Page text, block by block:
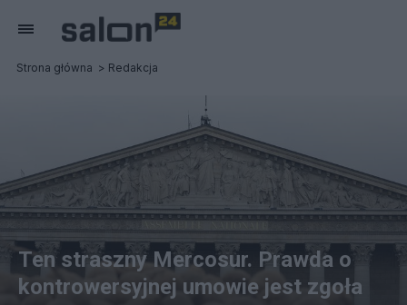
Strona główna Redakcja
Ten straszny Mercosur. Prawda o
kontrowersyjnej umowie jest zgoła